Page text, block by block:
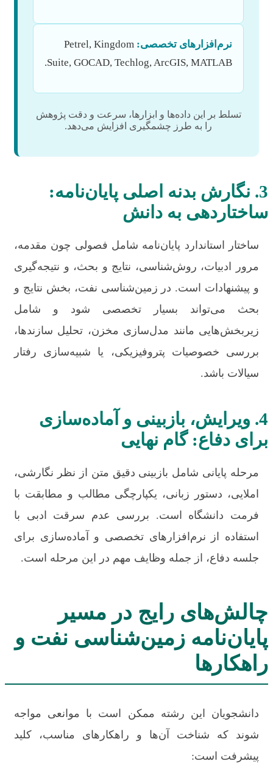
نرم‌افزارهای تخصصی: Petrel, Kingdom
Suite, GOCAD, Techlog, ArcGIS, MATLAB.
تسلط بر این داده‌ها و ابزارها، سرعت و دقت پژوهش
را به طرز چشمگیری افزایش می‌دهد.
3. نگارش بدنه اصلی پایان‌نامه:
ساختاردهی به دانش
ساختار استاندارد پایان‌نامه شامل فصولی چون مقدمه،
مرور ادبیات، روش‌شناسی، نتایج و بحث، و نتیجه‌گیری
و پیشنهادات است. در زمین‌شناسی نفت، بخش نتایج و
بحث می‌تواند بسیار تخصصی شود و شامل
زیربخش‌هایی مانند مدل‌سازی مخزن، تحلیل سازندها،
بررسی خصوصیات پتروفیزیکی، یا شبیه‌سازی رفتار
سیالات باشد.
4. ویرایش، بازبینی و آماده‌سازی
برای دفاع: گام نهایی
مرحله پایانی شامل بازبینی دقیق متن از نظر نگارشی،
املایی، دستور زبانی، یکپارچگی مطالب و مطابقت با
فرمت دانشگاه است. بررسی عدم سرقت ادبی با
استفاده از نرم‌افزارهای تخصصی و آماده‌سازی برای
جلسه دفاع، از جمله وظایف مهم در این مرحله است.
چالش‌های رایج در مسیر
پایان‌نامه زمین‌شناسی نفت و
راهکارها
دانشجویان این رشته ممکن است با موانعی مواجه
شوند که شناخت آن‌ها و راهکارهای مناسب، کلید
پیشرفت است: